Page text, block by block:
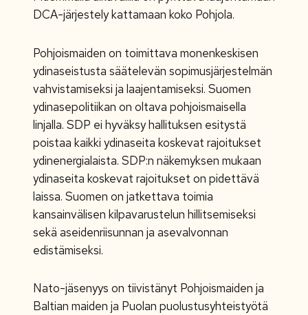
DCA-järjestely kattamaan koko Pohjola.
Pohjoismaiden on toimittava monenkeskisen
ydinaseistusta säätelevän sopimusjärjestelmän
vahvistamiseksi ja laajentamiseksi. Suomen
ydinasepolitiikan on oltava pohjoismaisella
linjalla. SDP ei hyväksy hallituksen esitystä
poistaa kaikki ydinaseita koskevat rajoitukset
ydinenergialaista. SDP:n näkemyksen mukaan
ydinaseita koskevat rajoitukset on pidettävä
laissa. Suomen on jatkettava toimia
kansainvälisen kilpavarustelun hillitsemiseksi
sekä aseidenriisunnan ja asevalvonnan
edistämiseksi.
Nato-jäsenyys on tiivistänyt Pohjoismaiden ja
Baltian maiden ja Puolan puolustusyhteistyötä